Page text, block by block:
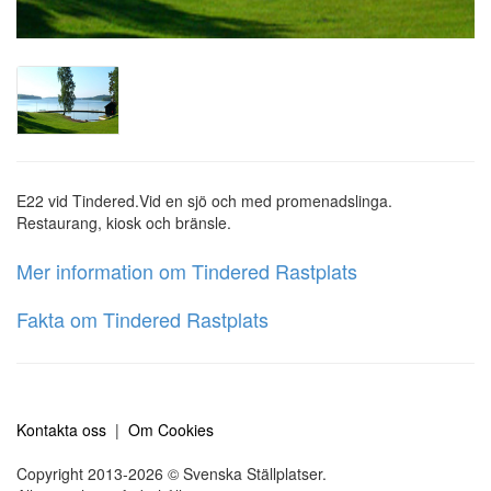
E22 vid Tindered.Vid en sjö och med promenadslinga.
Restaurang, kiosk och bränsle.
Mer information om Tindered Rastplats
Fakta om Tindered Rastplats
Kontakta oss | Om Cookies
Copyright 2013-2026 © Svenska Ställplatser.